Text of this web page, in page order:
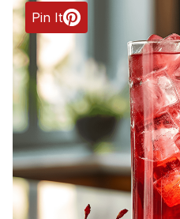
Pin It